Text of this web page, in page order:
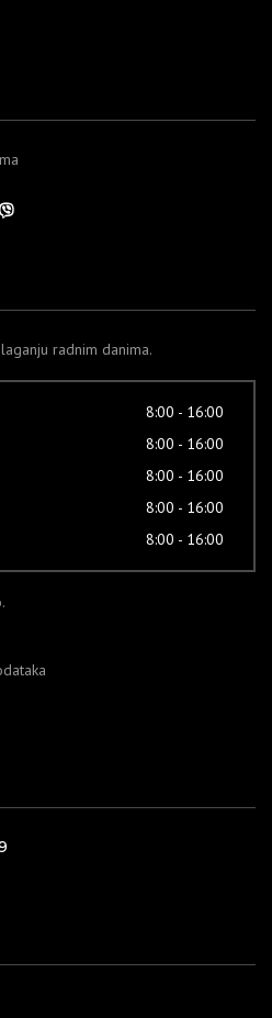
radnim danima.
8:00 - 16:00
8:00 - 16:00
8:00 - 16:00
8:00 - 16:00
8:00 - 16:00